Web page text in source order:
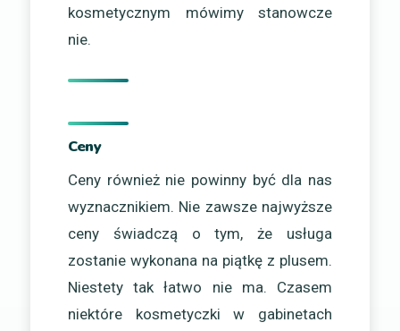
kosmetycznym mówimy stanowcze
nie.
Ceny
Ceny również nie powinny być dla nas
wyznacznikiem. Nie zawsze najwyższe
ceny świadczą o tym, że usługa
zostanie wykonana na piątkę z plusem.
Niestety tak łatwo nie ma. Czasem
niektóre kosmetyczki w gabinetach